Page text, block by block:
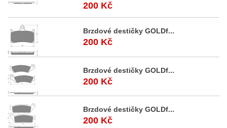
200 Kč
Brzdové destičky GOLDf...
200 Kč
Brzdové destičky GOLDf...
200 Kč
Brzdové destičky GOLDf...
200 Kč